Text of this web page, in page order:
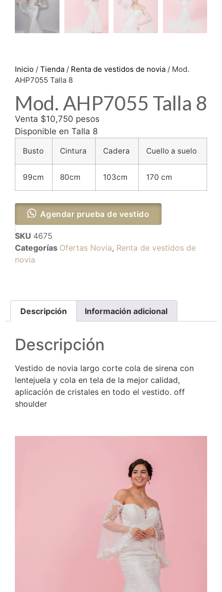
Inicio / Tienda / Renta de vestidos de novia / Mod.
AHP7055 Talla 8
Mod. AHP7055 Talla 8
Venta $10,750 pesos
Disponible en Talla 8
Busto Cintura Cadera Cuello a suelo
99cm 80cm 103cm 170 cm
Agendar prueba de vestido
SKU 4675
Categorías Ofertas Novia, Renta de vestidos de
novia
Descripción Información adicional
Descripción
Vestido de novia largo corte cola de sirena con
lentejuela y cola en tela de la mejor calidad,
aplicación de cristales en todo el vestido. off
shoulder